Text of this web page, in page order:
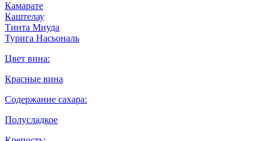
Камарате
Каштелау
Тинта Миуда
Турига Насьональ
Цвет вина:
Красные вина
Содержание сахара:
Полусладкое